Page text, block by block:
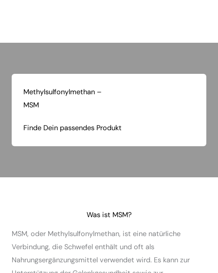
Methylsulfonylmethan –
MSM
Finde Dein passendes Produkt
Was ist MSM?
MSM, oder Methylsulfonylmethan, ist eine natürliche
Verbindung, die Schwefel enthält und oft als
Nahrungsergänzungsmittel verwendet wird. Es kann zur